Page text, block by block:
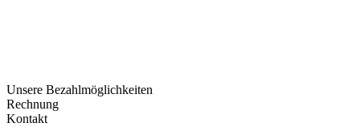
Unsere Bezahlmöglichkeiten
Rechnung
Kontakt